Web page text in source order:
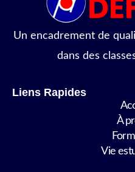
Un encadrement de
dans des
Liens Rapides
À
Vie